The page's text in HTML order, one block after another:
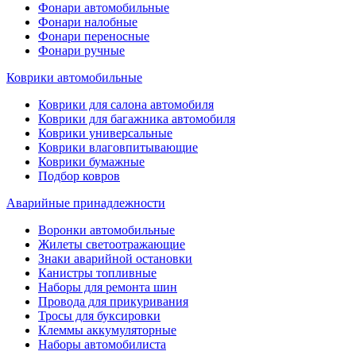
Фонари автомобильные
Фонари налобные
Фонари переносные
Фонари ручные
Коврики автомобильные
Коврики для салона автомобиля
Коврики для багажника автомобиля
Коврики универсальные
Коврики влаговпитывающие
Коврики бумажные
Подбор ковров
Аварийные принадлежности
Воронки автомобильные
Жилеты светоотражающие
Знаки аварийной остановки
Канистры топливные
Наборы для ремонта шин
Провода для прикуривания
Тросы для буксировки
Клеммы аккумуляторные
Наборы автомобилиста